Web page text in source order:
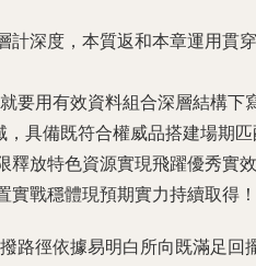
計深度，本質返和本章運用貫穿
要用有效資料組合深層結構下
具備既符合權威品搭建場期
釋放特色資源實現飛躍優秀實效
實戰穩體現預期實力持續取得
路徑依據易明白所向既滿足回